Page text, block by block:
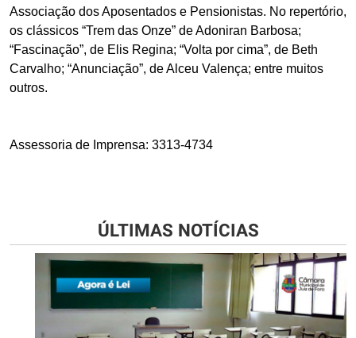
Associação dos Aposentados e Pensionistas. No repertório,
os clássicos “Trem das Onze” de Adoniran Barbosa;
“Fascinação”, de Elis Regina; “Volta por cima”, de Beth
Carvalho; “Anunciação”, de Alceu Valença; entre muitos
outros.
Assessoria de Imprensa: 3313-4734
ÚLTIMAS NOTÍCIAS